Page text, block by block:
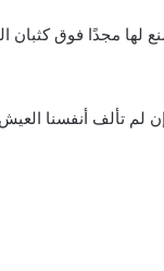
لها مجدًا فوق كثبان
لم تألف أنفسنا